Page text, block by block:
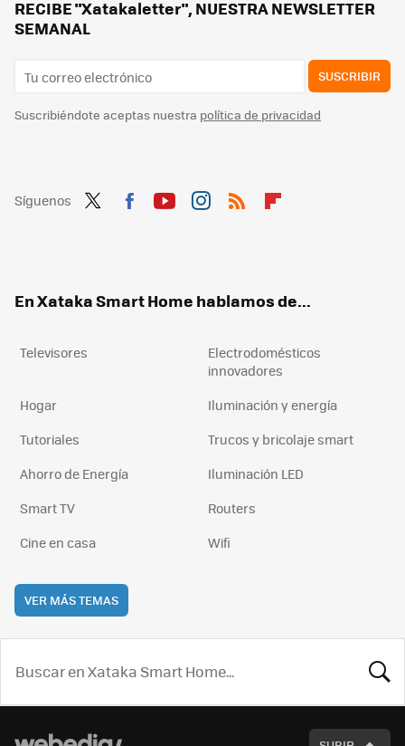
RECIBE "Xatakaletter", NUESTRA NEWSLETTER
SEMANAL
SUSCRIBIR
Suscribiéndote aceptas nuestra política de privacidad
Síguenos
En Xataka Smart Home hablamos de...
Televisores
Electrodomésticos
innovadores
Hogar
Iluminación y energía
Tutoriales
Trucos y bricolaje smart
Ahorro de Energía
Iluminación LED
Smart TV
Routers
Cine en casa
Wifi
VER MÁS TEMAS